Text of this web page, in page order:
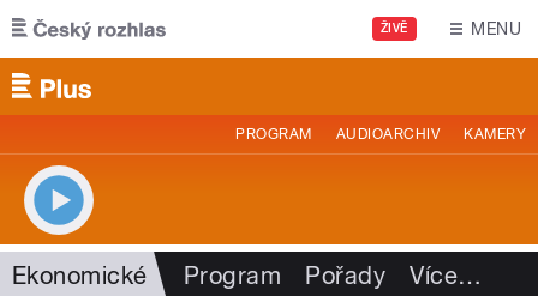
Přejít k hlavnímu obsahu
ŽIVĚ MENU
PROGRAM AUDIOARCHIV KAMERY
Ekonomické Program Pořady Více…